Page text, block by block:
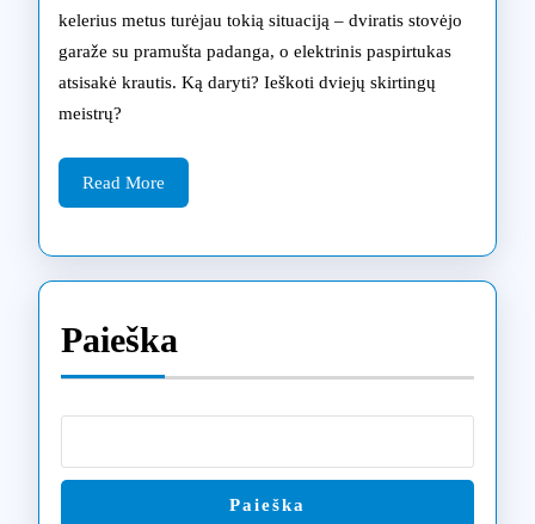
toje
pačioje
kelerius metus turėjau tokią situaciją – dviratis stovėjo
garaže su pramušta padanga, o elektrinis paspirtukas
atsisakė krautis. Ką daryti? Ieškoti dviejų skirtingų
meistrų?
Read More
More
Paieška
Paieška